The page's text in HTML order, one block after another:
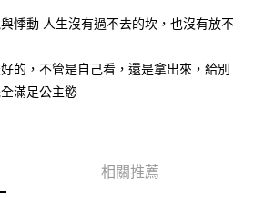
「大哥付你分期」於每月結算日後寄送繳費提
可選擇「超商條碼／台灣大直營門市／銀行轉
」等通路繳費。
你分期」之契約關係目的，商店將以您的個人
）提供予台灣大哥大進項蒐集、處理及利用，
程】
先享後付」後，將跳轉至「AFTEE先享後付」
到繳費通知簡訊。
內，點擊此簡訊中的連結，可透過四大超商／
先享後付 」之結帳頁面顯示為準，若有關於
欲退款等相關疑問，請聯繫「AFTEE先享後付
以上)免運費
悸動 人生沒有過不去的坎，也沒有放不
的，不管是自己看，還是拿出來，給別
滿足公主慾
相關推薦